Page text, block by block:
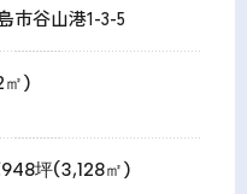
市谷山港1-3-5
㎡)
坪(3,128㎡)